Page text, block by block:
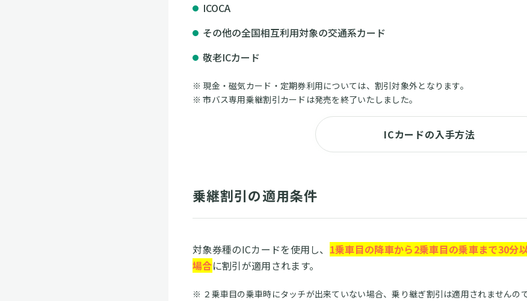
ICOCA
その他の全国相互利用対象の交通系カード
敬老ICカード
現金・磁気カード・定期券利用については、割引対象外となります。
市バス専用乗継割引カードは発売を終了いたしました。
ICカードの入手方法
乗継割引の適用条件
対象券種のICカードを使用し、 1乗車目の降車から2乗車目の乗車まで30分
場合に割引が適用されます。
２乗車目の乗車時にタッチが出来ていない場合、乗り継ぎ割引は適用されませんの